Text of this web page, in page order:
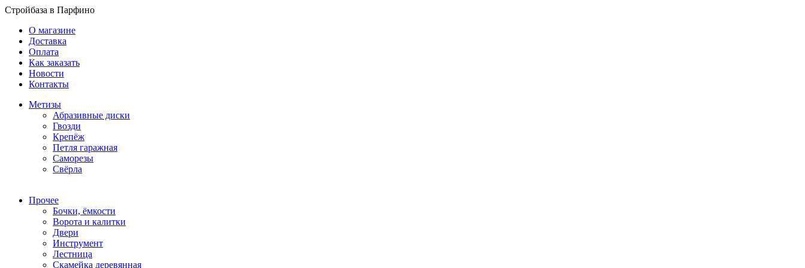
Стройбаза в Парфино
О магазине
Доставка
Оплата
Как заказать
Новости
Контакты
Метизы
Абразивные диски
Гвозди
Крепёж
Петля гаражная
Саморезы
Свёрла
Прочее
Бочки, ёмкости
Ворота и калитки
Двери
Инструмент
Лестница
Скамейка деревянная